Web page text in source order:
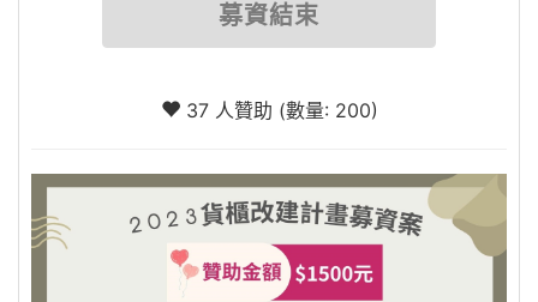
募資結束
37 人贊助 (數量: 200)